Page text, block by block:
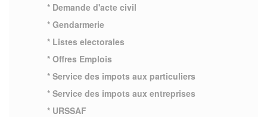
* Demande d'acte civil
* Gendarmerie
* Listes electorales
* Offres Emplois
* Service des impots aux particuliers
* Service des impots aux entreprises
* URSSAF